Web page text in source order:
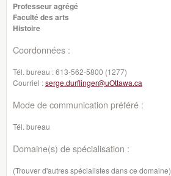
Professeur agrégé
Faculté des arts
Histoire
Coordonnées :
Tél. bureau :613-562-5800 (1277)
Courriel :serge.durflinger@uOttawa.ca
Mode de communication préféré :
Tél. bureau
Domaine(s) de spécialisation :
(Trouver d'autres spécialistes dans ce domaine)